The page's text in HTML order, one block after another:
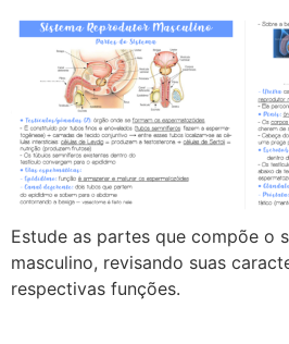
Estude as partes que compõe o
masculino, revisando suas
respectivas funções.